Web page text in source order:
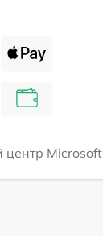
Microsoft